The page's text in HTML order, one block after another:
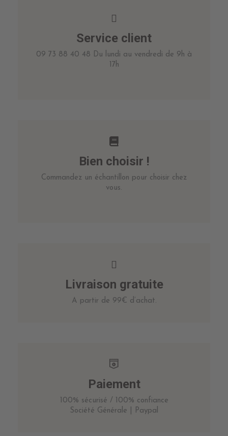
Service client
09 73 88 40 48 Du lundi au vendredi de 9h à
17h
Bien choisir !
Commandez un échantillon pour choisir chez
vous.
Livraison gratuite
A partir de 99€ d’achat.
Paiement
100% sécurisé / 100% confiance
Société Générale | Paypal